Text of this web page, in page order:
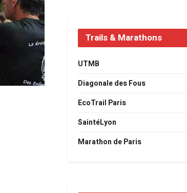
Trails & Marathons
UTMB
Diagonale des Fous
EcoTrail Paris
SaintéLyon
Marathon de Paris